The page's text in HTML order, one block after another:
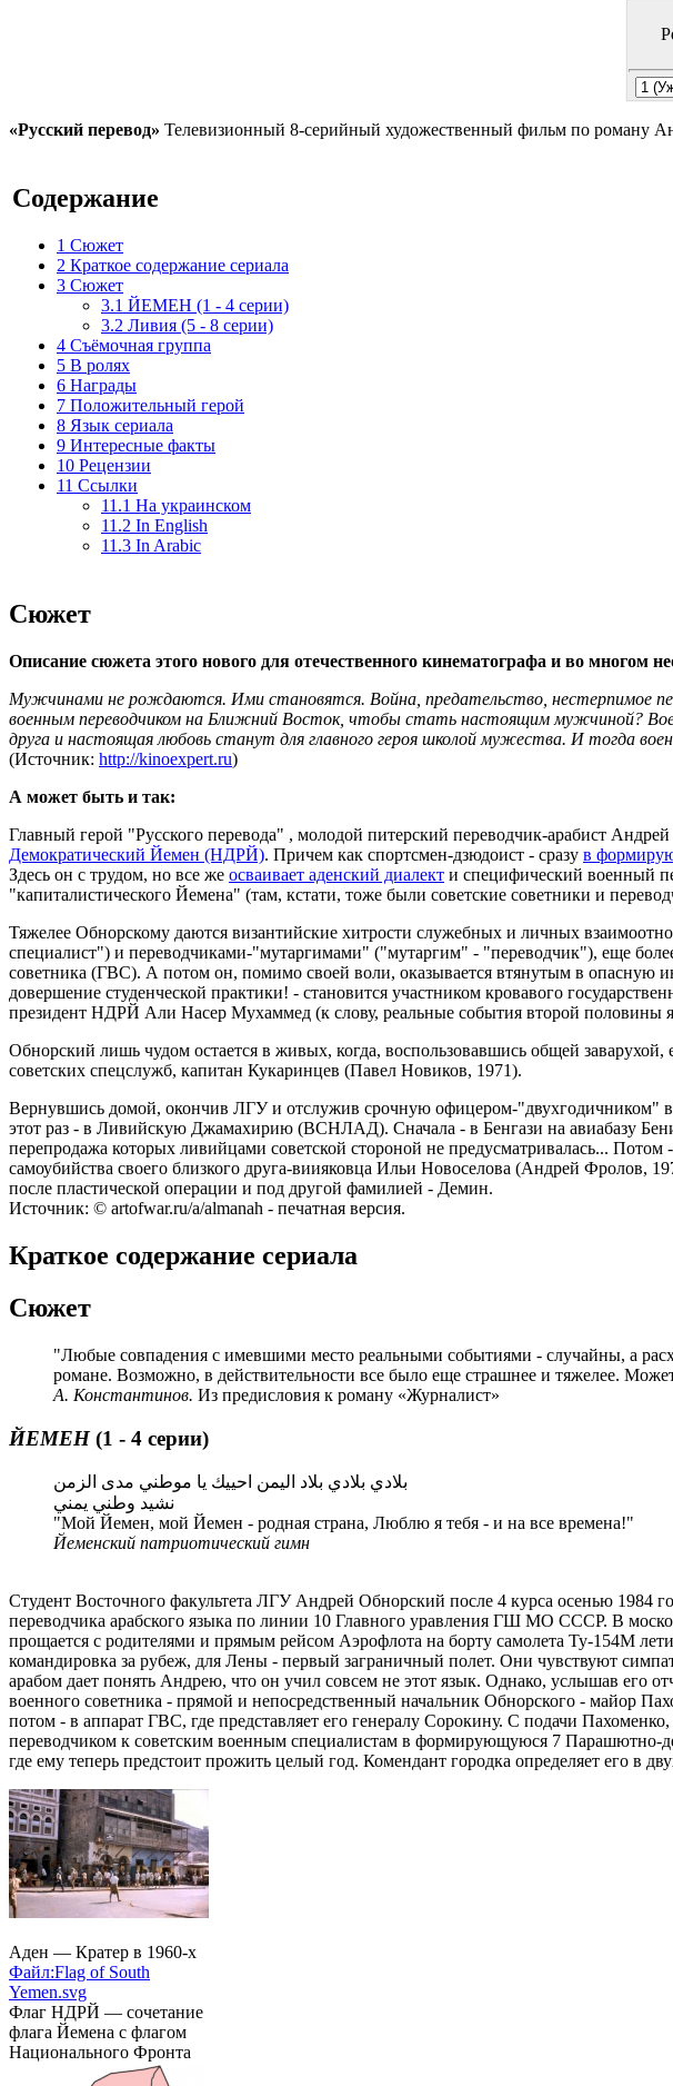
«Русский перевод» Телевизионный 8-серийный художественный фильм по роману
Содержание
1 Сюжет
2 Краткое содержание сериала
3 Сюжет
3.1 ЙЕМЕН (1 - 4 серии)
3.2 Ливия (5 - 8 серии)
4 Съёмочная группа
5 В ролях
6 Награды
7 Положительный герой
8 Язык сериала
9 Интересные факты
10 Рецензии
11 Ссылки
11.1 На украинском
11.2 In English
11.3 In Arabic
Сюжет
Описание сюжета этого нового для отечественного кинематографа и во многом
Мужчинами не рождаются. Ими становятся. Война, предательство, нестерпимое
военным переводчиком на Ближний Восток, чтобы стать настоящим мужчиной?
друга и настоящая любовь станут для главного героя школой мужества. И тогда
(Источник: http://kinoexpert.ru)
А может быть и так:
Главный герой "Русского перевода" , молодой питерский переводчик-арабист
Демократический Йемен (НДРЙ). Причем как спортсмен-дзюдоист - сразу в
Здесь он с трудом, но все же осваивает аденский диалект и специфический военный
"капиталистического Йемена" (там, кстати, тоже были советские советники и
Тяжелее Обнорскому даются византийские хитрости служебных и личных
специалист") и переводчиками-"мутаргимами" ("мутаргим" - "переводчик"), еще
советника (ГВС). А потом он, помимо своей воли, оказывается втянутым в опасную
довершение студенческой практики! - становится участником кровавого
президент НДРЙ Али Насер Мухаммед (к слову, реальные события второй половины
Обнорский лишь чудом остается в живых, когда, воспользовавшись общей
советских спецслужб, капитан Кукаринцев (Павел Новиков, 1971).
Вернувшись домой, окончив ЛГУ и отслужив срочную офицером-"двухгодичником"
этот раз - в Ливийскую Джамахирию (ВСНЛАД). Сначала - в Бенгази на авиабазу
перепродажа которых ливийцами советской стороной не предусматривалась...
самоубийства своего близкого друга-виияковца Ильи Новоселова (Андрей Фролов,
после пластической операции и под другой фамилией - Демин.
Источник: © artofwar.ru/a/almanah - печатная версия.
Краткое содержание сериала
Сюжет
"Любые совпадения с имевшими место реальными событиями - случайны, а
романе. Возможно, в действительности все было еще страшнее и тяжелее.
А. Константинов. Из предисловия к роману «Журналист»
ЙЕМЕН(1 - 4 серии)
بلادي بلادي بلاد اليمن احييك يا موطني مدى الزمن
نشيد وطني يمني
"Мой Йемен, мой Йемен - родная страна, Люблю я тебя - и на все времена!"
Йеменский патриотический гимн
Студент Восточного факультета ЛГУ Андрей Обнорский после 4 курса осенью 1984
переводчика арабского языка по линии 10 Главного уравления ГШ МО СССР. В
прощается с родителями и прямым рейсом Аэрофлота на борту самолета Ту-154М
командировка за рубеж, для Лены - первый заграничный полет. Они чувствуют
арабом дает понять Андрею, что он учил совсем не этот язык. Однако, услышав его
военного советника - прямой и непосредственный начальник Обнорского - майор
потом - в аппарат ГВС, где представляет его генералу Сорокину. С подачи
переводчиком к советским военным специалистам в формирующуюся 7 Парашютно-
где ему теперь предстоит прожить целый год. Комендант городка определяет его в
Аден — Кратер в 1960-х
Файл:Flag of South
Yemen.svg
Флаг НДРЙ — сочетание
флага Йемена с флагом
Национального Фронта